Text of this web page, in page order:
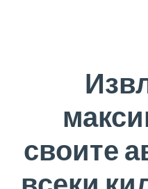
своите